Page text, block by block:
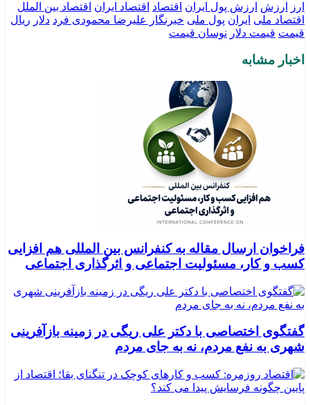
ارز ارزش ارزش پول ایران اقتصاد اقتصاد ایران اقتصاد بین الملل
اقتصاد ملی ایران پول ملی خبرنگار علیرضا محمودی فرد دلار ریال
قیمت قیمت دلار نوسان قیمت
اخبار مشابه
فراخوان ارسال مقاله به کنفرانس بین المللی هم افزایی
کسب و کار، مسئولیت اجتماعی و اثرگذاری اجتماعی
گفتگوی اختصاصی با دکتر علی ریگی در زمینه بازآفرینی
شهری به نفع مردم، نه به جای مردم